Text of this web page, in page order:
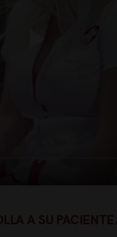
A SU PACIENTE.